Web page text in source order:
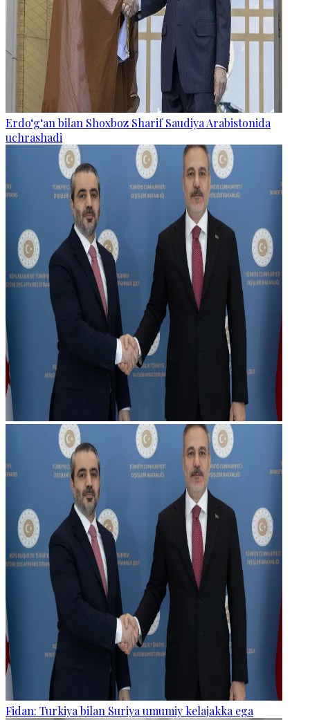
Erdo‘g‘an bilan Shoxboz Sharif Saudiya Arabistonida
uchrashadi
Fidan: Turkiya bilan Suriya umumiy kelajakka ega